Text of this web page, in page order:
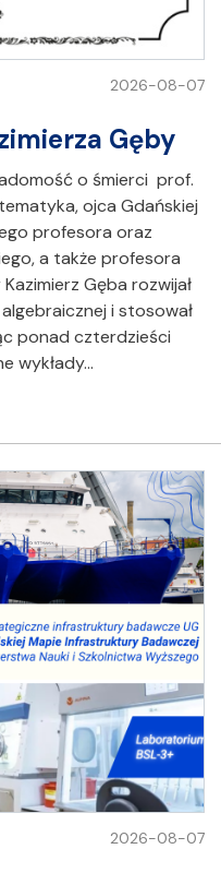
2026-08-07
Gęby
o śmierci prof.
ojca Gdańskiej
profesora oraz
a także profesora
Gęba rozwijał
i stosował
ponad czterdzieści
wykłady…
2026-08-07